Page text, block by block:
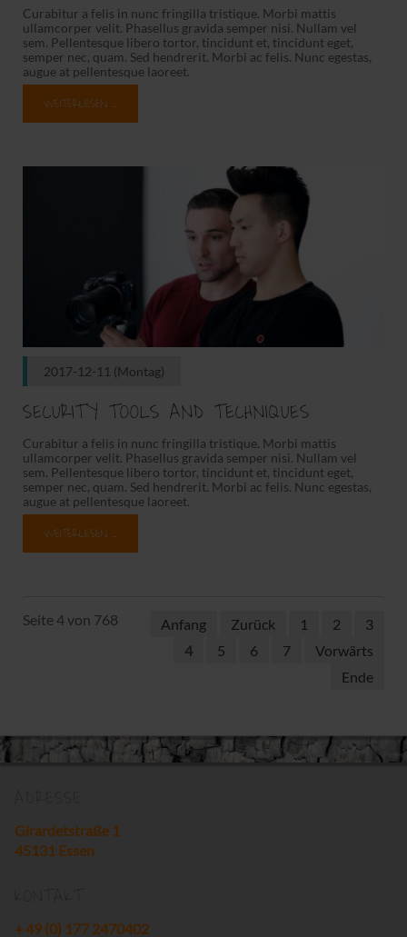
Curabitur a felis in nunc fringilla tristique. Morbi mattis
ullamcorper velit. Phasellus gravida semper nisi. Nullam vel
sem. Pellentesque libero tortor, tincidunt et, tincidunt eget,
semper nec, quam. Sed hendrerit. Morbi ac felis. Nunc egestas,
augue at pellentesque laoreet.
WEITERLESEN …
2017-12-11 (Montag)
SECURITY TOOLS AND TECHNIQUES
Curabitur a felis in nunc fringilla tristique. Morbi mattis
ullamcorper velit. Phasellus gravida semper nisi. Nullam vel
sem. Pellentesque libero tortor, tincidunt et, tincidunt eget,
semper nec, quam. Sed hendrerit. Morbi ac felis. Nunc egestas,
augue at pellentesque laoreet.
WEITERLESEN …
Seite 4 von 768 Anfang Zurück 1 2
3
4
5 6 7
Vorwärts
Ende
Girardetstraße 1
45131 Essen
+ 49 (0) 177 2470402